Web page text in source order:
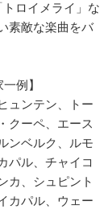
ロイメライ」な
素敵な楽曲をバ
例】
ュンテン、トー
クーペ、エース
ンベルク、ルモ
パル、チャイコ
カ、シュピント
カパル、ウェー